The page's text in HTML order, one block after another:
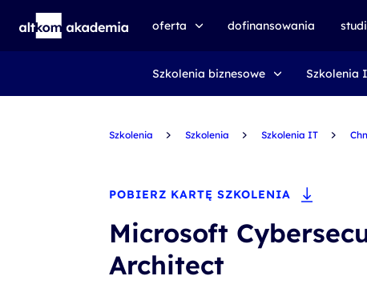
oferta
speexx
certyfikat DMI
AI First
szkolenia VR
szkolenia NIS2
szkolenia dla edukacji
dofinansowania
Szkolenia biznesowe Szkolenia
Szkolenia Szkolenia Szkolenia IT
POBIERZ KARTĘ SZKOLENIA
Microsoft
Architect